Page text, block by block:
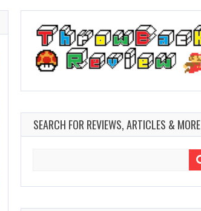
SEARCH FOR REVIEWS, ARTICLES & MORE